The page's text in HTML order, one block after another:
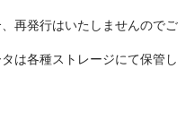
再発行はいたしませんのでご
は各種ストレージにて保管し